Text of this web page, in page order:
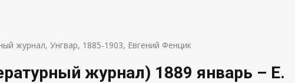
журнал, Унгвар, 1885-1903, Евгений Фенцик
журнал) 1889 январь – Е.